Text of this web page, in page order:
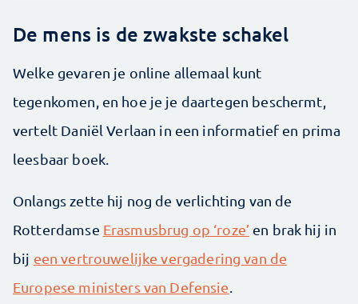
De mens is de zwakste schakel
Welke gevaren je online allemaal kunt
tegenkomen, en hoe je je daartegen beschermt,
vertelt Daniël Verlaan in een informatief en prima
leesbaar boek.
Onlangs zette hij nog de verlichting van de
Rotterdamse Erasmusbrug op ‘roze’en brak hij in
bij een vertrouwelijke vergadering van de
Europese ministers van Defensie